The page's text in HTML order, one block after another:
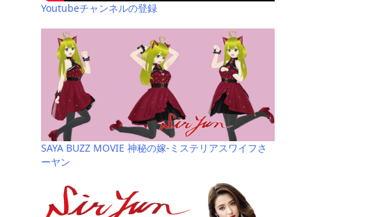
Youtubeチャンネルの登録
SAYA BUZZ MOVIE 神秘の嫁-ミステリアスワイフさ
ーヤン